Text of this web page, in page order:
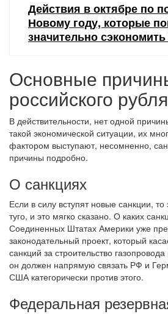
Действия в октябре по
Новому году, которые
значительно
Основные
российского рубля
В действительности, нет одной
такой экономической ситуации, их
фактором выступают, несомненно,
причины подробно.
О санкциях
Если в силу вступят новые санкции,
туго, и это мягко сказано. О каких
Соединенных Штатах Америки уже
законодательный проект, который
санкций за строительство
он должен напрямую связать РФ и
США категорически против этого.
Федеральная